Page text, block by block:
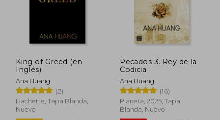
40%
dcto. $ 57.653
40%
dcto.
King of Greed (en
Inglés)
Ana Huang
(2)
Hachette, Tapa Blanda,
Nuevo
Pecados 3. Rey de la
Codicia
Ana Huang
(16)
Planeta, 2025, Tapa
Blanda, Nuevo